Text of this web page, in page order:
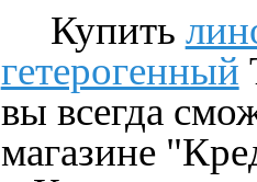
Купить
гетерогенный
вы всегда
магазине